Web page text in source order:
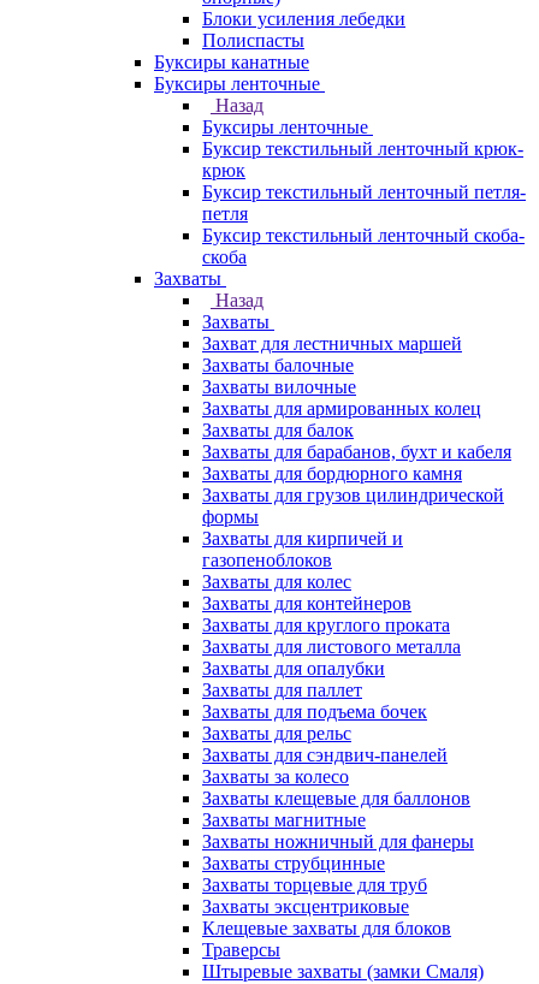
Блоки усиления лебедки
Полиспасты
Буксиры канатные
Буксиры ленточные
Назад
Буксиры ленточные
Буксир текстильный ленточный крюк-
крюк
Буксир текстильный ленточный петля-
петля
Буксир текстильный ленточный скоба-
скоба
Захваты
Назад
Захваты
Захват для лестничных маршей
Захваты балочные
Захваты вилочные
Захваты для армированных колец
Захваты для балок
Захваты для барабанов, бухт и кабеля
Захваты для бордюрного камня
Захваты для грузов цилиндрической
формы
Захваты для кирпичей и
газопеноблоков
Захваты для колес
Захваты для контейнеров
Захваты для круглого проката
Захваты для листового металла
Захваты для опалубки
Захваты для паллет
Захваты для подъема бочек
Захваты для рельс
Захваты для сэндвич-панелей
Захваты за колесо
Захваты клещевые для баллонов
Захваты магнитные
Захваты ножничный для фанеры
Захваты струбцинные
Захваты торцевые для труб
Захваты эксцентриковые
Клещевые захваты для блоков
Траверсы
Штыревые захваты (замки Смаля)